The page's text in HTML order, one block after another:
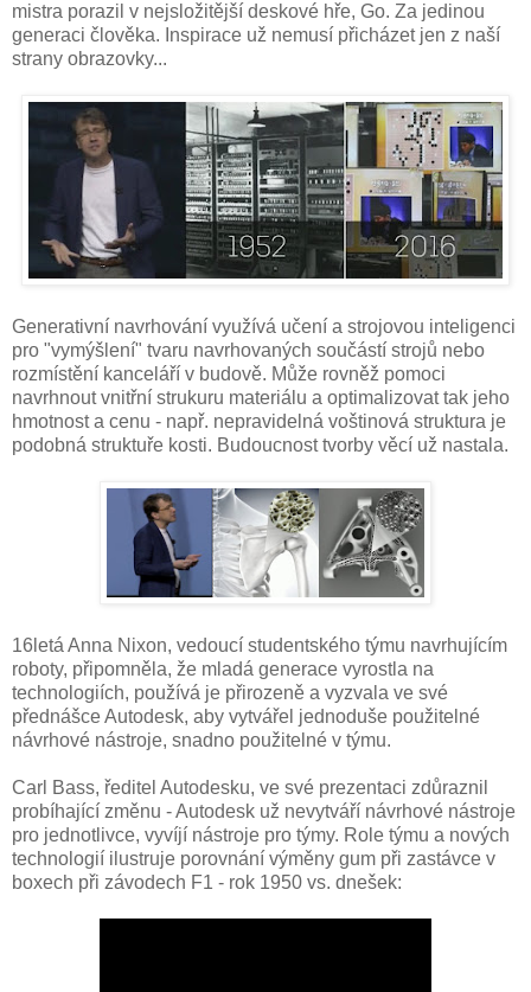
mistra porazil v nejsložitější deskové hře, Go. Za jedinou
generaci člověka. Inspirace už nemusí přicházet jen z naší
strany obrazovky...
Generativní navrhování využívá učení a strojovou inteligenci
pro "vymýšlení" tvaru navrhovaných součástí strojů nebo
rozmístění kanceláří v budově. Může rovněž pomoci
navrhnout vnitřní strukuru materiálu a optimalizovat tak jeho
hmotnost a cenu - např. nepravidelná voštinová struktura je
podobná struktuře kosti. Budoucnost tvorby věcí už nastala.
16letá Anna Nixon, vedoucí studentského týmu navrhujícím
roboty, připomněla, že mladá generace vyrostla na
technologiích, používá je přirozeně a vyzvala ve své
přednášce Autodesk, aby vytvářel jednoduše použitelné
návrhové nástroje, snadno použitelné v týmu.
Carl Bass, ředitel Autodesku, ve své prezentaci zdůraznil
probíhající změnu - Autodesk už nevytváří návrhové nástroje
pro jednotlivce, vyvíjí nástroje pro týmy. Role týmu a nových
technologií ilustruje porovnání výměny gum při zastávce v
boxech při závodech F1 - rok 1950 vs. dnešek: